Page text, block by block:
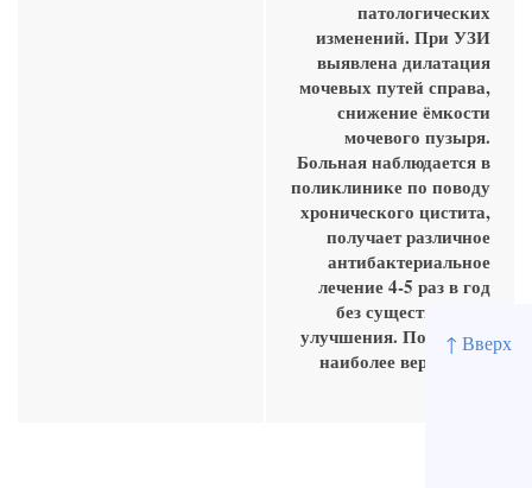
↑ Вверх
патологических
изменений. При УЗИ
выявлена дилатация
мочевых путей справа,
снижение ёмкости
мочевого пузыря.
Больная наблюдается в
поликлинике по поводу
хронического цистита,
получает различное
антибактериальное
лечение 4-5 раз в год
без существенного
улучшения. Подберите
наиболее вероятный